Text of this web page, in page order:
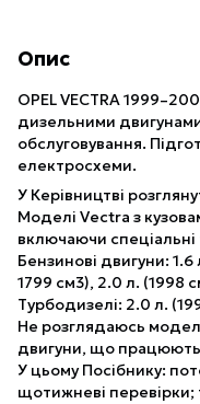
Опис
OPEL VECTRA
дизельними
обслуговування.
електросхеми.
У Керівництві
Моделі Vectra з
включаючи спеціальні
Бензинові двигуни: 1.6
1799 см3), 2.0 л. (1998
Турбодизелі: 2.0 л.
Не розглядаюсь
двигуни, що
У цьому Посібнику:
щотижневі перевірки;